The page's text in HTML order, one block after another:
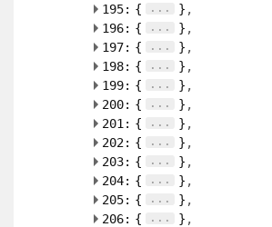
195: { ...
}
196: { ...
}
197: { ...
}
198: { ...
}
199: { ...
}
200: { ...
}
201: { ...
}
202: { ...
}
203: { ...
}
204: { ...
}
205: { ...
}
206: { ...
}